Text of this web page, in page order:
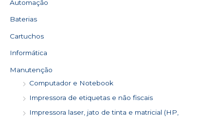
Automação
Baterias
Cartuchos
Informática
Manutenção
Computador e Notebook
Impressora de etiquetas e não fiscais
Impressora laser, jato de tinta e matricial (HP,